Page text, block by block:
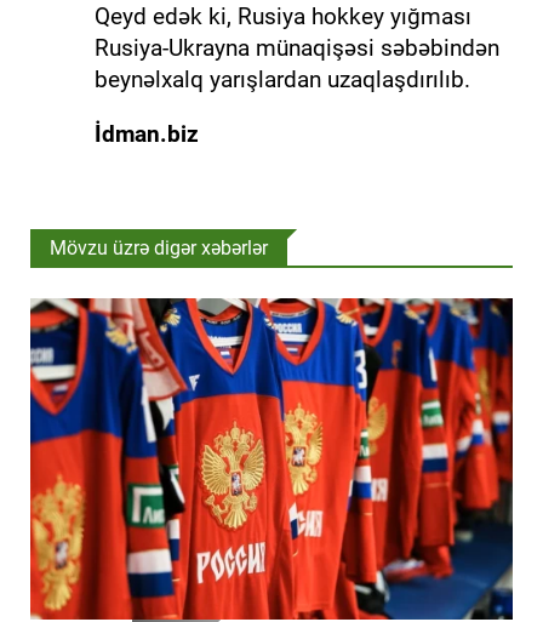
Qeyd edək ki, Rusiya hokkey yığması
Rusiya-Ukrayna münaqişəsi səbəbindən
beynəlxalq yarışlardan uzaqlaşdırılıb.
İdman.biz
Mövzu üzrə digər xəbərlər